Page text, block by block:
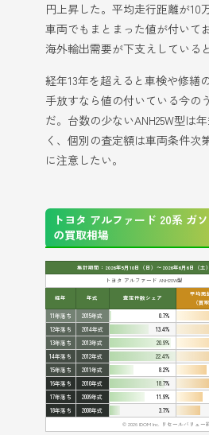
円上昇した。平均走行距離が10
車両でもまとまった値が付いて
海外輸出需要が下支えしている
経年13年を超えると車検や修繕
手放すなら値の付いている今の
だ。台数の少ないANH25W型は
く、個別の査定額は車両条件次
に注意したい。
トヨタ アルファード 20系 ガ
の買取相場
集計期間：2026年5月10日（日）〜2026年6月6日（土）
トヨタ アルファード ANH20W型
経年 年式 査定件数シェア
平均売
（買
11年落ち 2015年式 0.7%
12年落ち
2014年式 13.4%
13年落ち
2013年式 20.9%
14年落ち
2012年式 22.4%
15年落ち
2011年式 8.2%
16年落ち
2010年式 18.7%
17年落ち
2009年式 11.9%
18年落ち
2008年式 3.7%
© 2026 IDOM Inc. リセールバリュー